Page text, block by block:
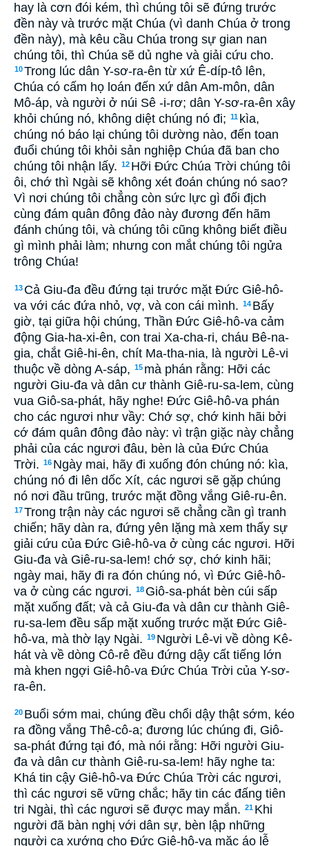
hay là cơn đói kém, thì chúng tôi sẽ đứng trước
đền này và trước mặt Chúa (vì danh Chúa ở trong
đền này), mà kêu cầu Chúa trong sự gian nan
chúng tôi, thì Chúa sẽ dủ nghe và giải cứu cho.
10Trong lúc dân Y-sơ-ra-ên từ xứ Ê-díp-tô lên,
Chúa có cấm họ loán đến xứ dân Am-môn, dân
Mô-áp, và người ở núi Sê -i-rơ; dân Y-sơ-ra-ên xây
khỏi chúng nó, không diệt chúng nó đi; 11 kìa,
chúng nó báo lại chúng tôi dường nào, đến toan
đuổi chúng tôi khỏi sản nghiệp Chúa đã ban cho
chúng tôi nhận lấy. 12 Hỡi Ðức Chúa Trời chúng tôi
ôi, chớ thì Ngài sẽ không xét đoán chúng nó sao?
Vì nơi chúng tôi chẳng còn sức lực gì đối địch
cùng đám quân đông đảo này đương đến hãm
đánh chúng tôi, và chúng tôi cũng không biết điều
gì mình phải làm; nhưng con mắt chúng tôi ngửa
trông Chúa!
13 Cả Giu-đa đều đứng tại trước mặt Ðức Giê-hô-
va với các đứa nhỏ, vợ, và con cái mình. 14 Bấy
giờ, tại giữa hội chúng, Thần Ðức Giê-hô-va cảm
động Gia-ha-xi-ên, con trai Xa-cha-ri, cháu Bê-na-
gia, chắt Giê-hi-ên, chít Ma-tha-nia, là người Lê-vi
thuộc về dòng A-sáp, 15 mà phán rằng: Hỡi các
người Giu-đa và dân cư thành Giê-ru-sa-lem, cùng
vua Giô-sa-phát, hãy nghe! Ðức Giê-hô-va phán
cho các ngươi như vầy: Chớ sợ, chớ kinh hãi bởi
cớ đám quân đông đảo này: vì trận giặc này chẳng
phải của các ngươi đâu, bèn là của Ðức Chúa
Trời. 16 Ngày mai, hãy đi xuống đón chúng nó: kìa,
chúng nó đi lên dốc Xít, các ngươi sẽ gặp chúng
nó nơi đầu trũng, trước mặt đồng vắng Giê-ru-ên.
17Trong trận này các ngươi sẽ chẳng cần gì tranh
chiến; hãy dàn ra, đứng yên lặng mà xem thấy sự
giải cứu của Ðức Giê-hô-va ở cùng các ngươi. Hỡi
Giu-đa và Giê-ru-sa-lem! chớ sợ, chớ kinh hãi;
ngày mai, hãy đi ra đón chúng nó, vì Ðức Giê-hô-
va ở cùng các ngươi. 18 Giô-sa-phát bèn cúi sấp
mặt xuống đất; và cả Giu-đa và dân cư thành Giê-
ru-sa-lem đều sấp mặt xuống trước mặt Ðức Giê-
hô-va, mà thờ lạy Ngài. 19 Người Lê-vi về dòng Kê-
hát và về dòng Cô-rê đều đứng dậy cất tiếng lớn
mà khen ngợi Giê-hô-va Ðức Chúa Trời của Y-sơ-
ra-ên.
20 Buổi sớm mai, chúng đều chổi dậy thật sớm, kéo
ra đồng vắng Thê-cô-a; đương lúc chúng đi, Giô-
sa-phát đứng tại đó, mà nói rằng: Hỡi người Giu-
đa và dân cư thành Giê-ru-sa-lem! hãy nghe ta:
Khá tin cậy Giê-hô-va Ðức Chúa Trời các ngươi,
thì các ngươi sẽ vững chắc; hãy tin các đấng tiên
tri Ngài, thì các ngươi sẽ được may mắn. 21 Khi
người đã bàn nghị với dân sự, bèn lập những
người ca xướng cho Ðức Giê-hô-va mặc áo lễ